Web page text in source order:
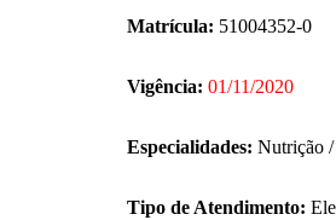
Matrícula: 51004352-0
Vigência: 01/11/2020
Especialidades: Nutrição
Tipo de Atendimento: